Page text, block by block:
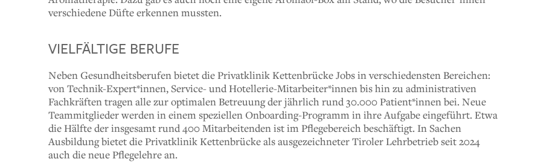
verschiedene Düfte erkennen mussten.
VIELFÄLTIGE BERUFE
Neben Gesundheitsberufen bietet die Privatklinik Kettenbrücke Jobs in verschiedensten Bereichen:
von Technik-Expert*innen, Service- und Hotellerie-Mitarbeiter*innen bis hin zu administrativen
Fachkräften tragen alle zur optimalen Betreuung der jährlich rund 30.000 Patient*innen bei. Neue
Teammitglieder werden in einem speziellen Onboarding-Programm in ihre Aufgabe eingeführt. Etwa
die Hälfte der insgesamt rund 400 Mitarbeitenden ist im Pflegebereich beschäftigt. In Sachen
Ausbildung bietet die Privatklinik Kettenbrücke als ausgezeichneter Tiroler Lehrbetrieb seit 2024
auch die neue Pflegelehre an.